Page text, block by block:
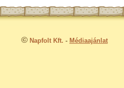
© Napfolt Kft. - Médiaajánlat